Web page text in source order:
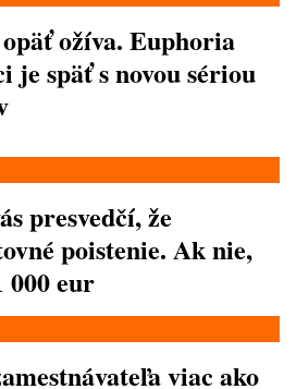
ožíva. Euphoria
je späť s novou sériou
presvedčí, že
poistenie. Ak nie,
000 eur
viac ako